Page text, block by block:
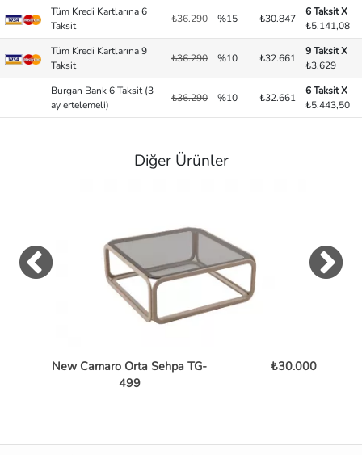
Tüm Kredi Kartlarına 6
Taksit
₺36.290 %15 ₺30.847
6 Taksit X
₺5.141,08
Tüm Kredi Kartlarına 9
Taksit
₺36.290 %10 ₺32.661
9 Taksit X
₺3.629
Burgan Bank 6 Taksit (3
ay ertelemeli)
₺36.290 %10 ₺32.661
6 Taksit X
₺5.443,50
Diğer Ürünler
New Camaro Orta Sehpa TG-
499
₺30.000